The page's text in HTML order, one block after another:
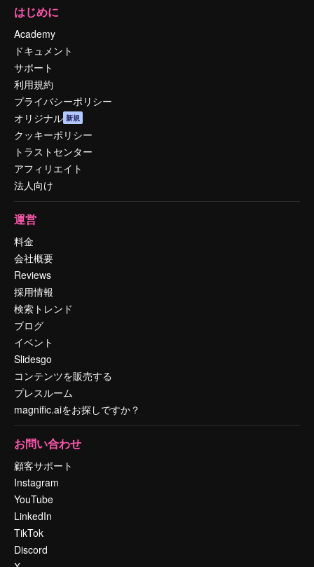
はじめに
Academy
ドキュメント
サポート
利用規約
プライバシーポリシー
オリジナル 新規
クッキーポリシー
トラストセンター
アフィリエイト
法人向け
運営
料金
会社概要
Reviews
採用情報
検索トレンド
ブログ
イベント
Slidesgo
コンテンツを販売する
プレスルーム
magnific.aiをお探しですか？
お問い合わせ
顧客サポート
Instagram
YouTube
LinkedIn
TikTok
Discord